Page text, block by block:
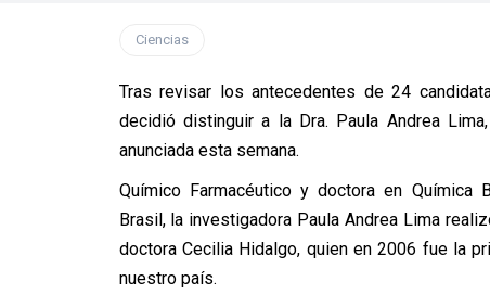
Ciencias
Tras revisar los antecedentes de 24
decidió distinguir a la Dra. Paula Andrea
anunciada esta semana.
Químico Farmacéutico y doctora en
Brasil, la investigadora Paula Andrea Lima
doctora Cecilia Hidalgo, quien en 2006 fue la
nuestro país.